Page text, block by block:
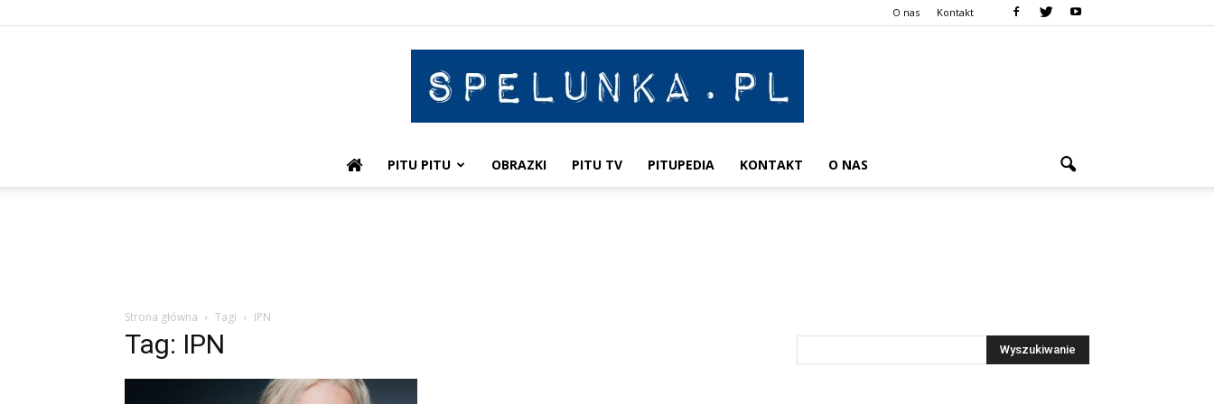
O nas Kontakt
PITU PITU OBRAZKI PITU TV PITUPEDIA KONTAKT O NAS
Strona główna Tagi IPN
Tag: IPN